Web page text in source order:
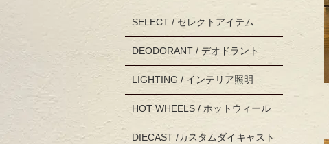
SELECT / セレクトアイテム
DEODORANT / デオドラント
LIGHTING / インテリア照明
HOT WHEELS / ホットウィール
DIECAST /カスタムダイキャスト